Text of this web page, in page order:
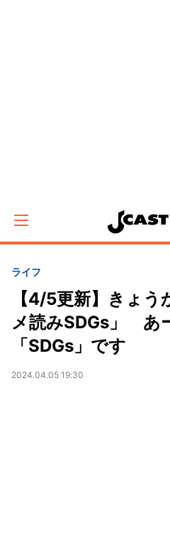
ライフ
【4/5更新】きょ
メ読みSDGs」 あ
「SDGs」です
2024.04.05 19:30